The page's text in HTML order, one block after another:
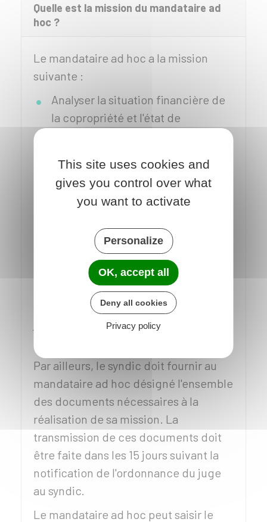
Quelle est la mission du mandataire ad
hoc ?
Le mandataire ad hoc a la mission
suivante :
Analyser la situation financière de
la copropriété et l'état de
Élaborer des préconisations pour
rétablir l'équilibre financier et
assurer la sécurité de l'immeuble
de négociation entre les parties en
Le mandataire ad hoc peut se faire
assister à ses frais, sur autorisation du
juge, de tout tiers de son choix pour
Par ailleurs, le syndic doit fournir au
mandataire ad hoc désigné l'ensemble
des documents nécessaires à la
réalisation de sa mission. La
transmission de ces documents doit
être faite dans les 15 jours suivant la
notification de l'ordonnance du juge
au syndic.
Le mandataire ad hoc peut saisir le
This site uses cookies and
gives you control over what
you want to activate
Personalize
OK, accept all
Deny all cookies
Privacy policy